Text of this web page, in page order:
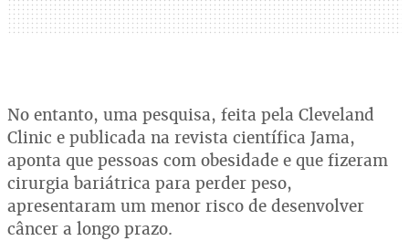
No entanto, uma pesquisa, feita pela Cleveland
Clinic e publicada na revista científica Jama,
aponta que pessoas com obesidade e que fizeram
cirurgia bariátrica para perder peso,
apresentaram um menor risco de desenvolver
câncer a longo prazo.